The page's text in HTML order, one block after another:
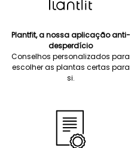
Plantfit, a nossa aplicação anti-
desperdício
Conselhos personalizados para
escolher as plantas certas para
si.